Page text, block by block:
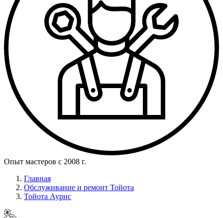
Опыт мастеров с 2008 г.
Главная
Обслуживание и ремонт Тойота
Тойота Аурис